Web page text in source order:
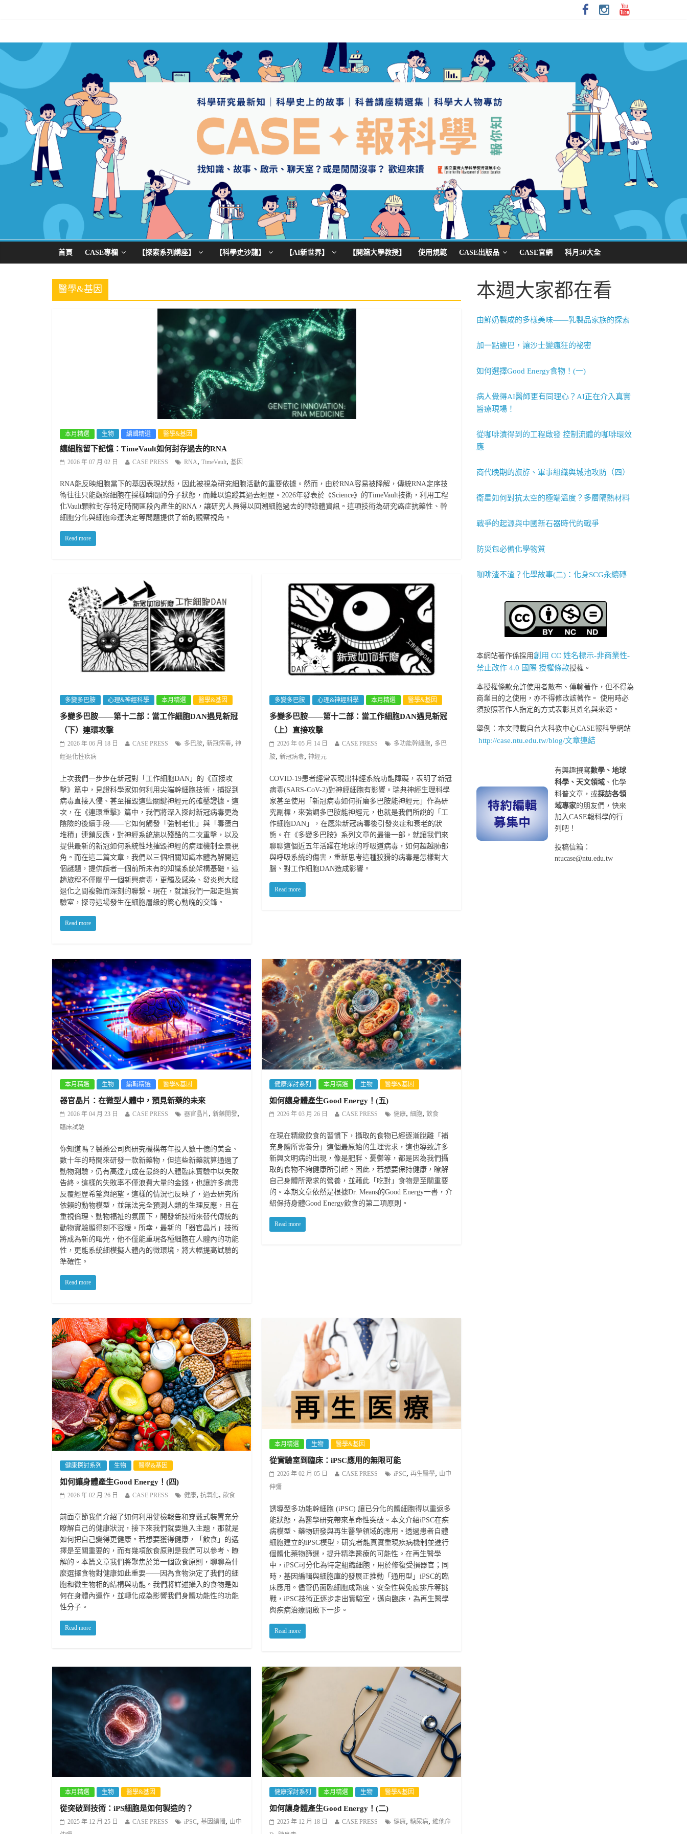
首頁 CASE專欄 【探索系列講座】 【科學史沙龍】 【AI新世界】 【開箱大學教授】 使用規範 CASE出版品 CASE官網 科月50大全
醫學&基因
本月精選 生物 編輯精選 醫學&基因
讓細胞留下記憶：TimeVault如何封存過去的RNA
2026 年 07 月 02 日 CASE PRESS RNA, TimeVault, 基因
RNA能反映細胞當下的基因表現狀態，因此被視為研究細胞活動的重要依據。然而，由於RNA容易被降解，傳統RNA定序技
術往往只能觀察細胞在採樣瞬間的分子狀態，而難以追蹤其過去經歷。2026年發表於《Science》的TimeVault技術，利用工程
化Vault顆粒封存特定時間區段內產生的RNA，讓研究人員得以回溯細胞過去的轉錄體資訊。這項技術為研究癌症抗藥性、幹
細胞分化與細胞命運決定等問題提供了新的觀察視角。
Read more
多變多巴胺 心理&神經科學 本月精選 醫學&基因
多變多巴胺——第十二部：當工作細胞DAN遇見新冠
（下）連環攻擊
2026 年 06 月 18 日 CASE PRESS 多巴胺, 新冠病毒, 神
經退化性疾病
上次我們一步步在新冠對「工作細胞DAN」的《直接攻
擊》篇中，見證科學家如何利用尖端幹細胞技術，捕捉到
病毒直接入侵、甚至摧毀這些關鍵神經元的確鑿證據。這
次，在《連環重擊》篇中，我們將深入探討新冠病毒更為
陰險的後續手段——它如何觸發「強制老化」與「毒蛋白
堆積」連鎖反應，對神經系統施以殘酷的二次重擊，以及
提供最新的新冠如何系統性地摧毀神經的病理機制全景視
角。而在這二篇文章，我們以三個相關知識本體為解開這
個謎題，提供讀者一個前所未有的知識系統架構基礎。這
趟旅程不僅關乎一個新興病毒，更觸及感染、發炎與大腦
退化之間複雜而深刻的聯繫。現在，就讓我們一起走進實
驗室，探尋這場發生在細胞層級的驚心動魄的交鋒。
Read more
多變多巴胺 心理&神經科學 本月精選 醫學&基因
多變多巴胺——第十二部：當工作細胞DAN遇見新冠
（上）直接攻擊
2026 年 05 月 14 日 CASE PRESS 多功能幹細胞, 多巴
胺,新冠病毒,神經元
COVID-19患者經常表現出神經系統功能障礙，表明了新冠
病毒(SARS-CoV-2)對神經細胞有影響。瑞典神經生理科學
家甚至使用「新冠病毒如何折磨多巴胺能神經元」作為研
究副標，來強調多巴胺能神經元，也就是我們所說的「工
作細胞DAN」，在感染新冠病毒後引發炎症和衰老的狀
態。在《多變多巴胺》系列文章的最後一部，就讓我們來
聊聊這個近五年活躍在地球的呼吸道病毒，如何超越肺部
與呼吸系統的傷害，重新思考這種狡猾的病毒是怎樣對大
腦、對工作細胞DAN造成影響。
Read more
本月精選 生物 編輯精選 醫學&基因
器官晶片：在微型人體中，預見新藥的未來
2026 年 04 月 23 日 CASE PRESS 器官晶片 , 新藥開發,
臨床試驗
你知道嗎？製藥公司與研究機構每年投入數十億的美金、
數十年的時間來研發一款新藥物，但這些新藥就算通過了
動物測驗，仍有高達九成在最終的人體臨床實驗中以失敗
告終。這樣的失敗率不僅浪費大量的金錢，也讓許多病患
反覆經歷希望與絕望。這樣的情況也反映了，過去研究所
依賴的動物模型，並無法完全預測人類的生理反應，且在
重視倫理、動物福祉的氛圍下，開發新技術來替代傳統的
動物實驗顯得刻不容緩。所幸，最新的「器官晶片」技術
將成為新的曙光，他不僅能重現各種細胞在人體內的功能
性，更能系統細模擬人體內的微環境，將大幅提高試驗的
準確性。
Read more
健康探討系列 本月精選 生物 醫學&基因
如何讓身體產生Good Energy！(五)
2026 年 03 月 26 日 CASE PRESS 健康,細胞,飲食
在現在精緻飲食的習慣下，攝取的食物已經逐漸脫離「補
充身體所需養分」這個最原始的生理需求，這也導致許多
新興文明病的出現，像是肥胖、憂鬱等，都是因為我們攝
取的食物不夠健康所引起。因此，若想要保持健康，瞭解
自己身體所需求的營養，並藉此「吃對」食物是至關重要
的。本期文章依然是根據Dr. Means的Good Energy一書，介
紹保持身體Good Energy飲食的第二項原則。
Read more
健康探討系列 生物 醫學&基因
如何讓身體產生Good Energy！(四)
2026 年 02 月 26 日 CASE PRESS 健康, 抗氧化, 飲食
前面章節我們介紹了如何利用健檢報告和穿戴式裝置充分
瞭解自己的健康狀況，接下來我們就要進入主題，那就是
如何把自己變得更健康。若想要獲得健康，「飲食」的選
擇是至關重要的，而有幾項飲食原則是我們可以參考、瞭
解的。本篇文章我們將聚焦於第一個飲食原則，聊聊為什
麼選擇食物對健康如此重要——因為食物決定了我們的細
胞和微生物相的結構與功能。我們將詳述攝入的食物是如
何在身體內運作，並轉化成為影響我們身體功能性的功能
性分子。
Read more
本月精選 生物 醫學&基因
從實驗室到臨床：iPSC應用的無限可能
2026 年 02 月 05 日 CASE PRESS iPSC,再生醫學, 山中
伸彌
誘導型多功能幹細胞 (iPSC) 讓已分化的體細胞得以重返多
能狀態，為醫學研究帶來革命性突破。本文介紹iPSC在疾
病模型、藥物研發與再生醫學領域的應用。透過患者自體
細胞建立的iPSC模型，研究者能真實重現疾病機制並進行
個體化藥物篩選，提升精準醫療的可能性。在再生醫學
中，iPSC可分化為特定組織細胞，用於修復受損器官；同
時，基因編輯與細胞庫的發展正推動「通用型」iPSC的臨
床應用。儘管仍面臨細胞成熟度、安全性與免疫排斥等挑
戰，iPSC技術正逐步走出實驗室，邁向臨床，為再生醫學
與疾病治療開啟下一步。
Read more
本月精選 生物 醫學&基因
從突破到技術：iPS細胞是如何製造的？
2025 年 12 月 25 日 CASE PRESS iPSC, 基因編輯, 山中
健康探討系列 本月精選 生物 醫學&基因
如何讓身體產生Good Energy！(二)
2025 年 12 月 18 日 CASE PRESS 健康,糖尿病,維他命
本週大家都在看
由鮮奶製成的多樣美味——乳製品家族的探索
加一點鹽巴，讓沙士變瘋狂的祕密
如何選擇Good Energy食物！(一)
病人覺得AI醫師更有同理心？AI正在介入真實
醫療現場！
從咖啡漬得到的工程啟發 控制流體的咖啡環效
應
商代晚期的旗斿、軍事組織與城池攻防（四）
衛星如何對抗太空的極端溫度？多層隔熱材料
戰爭的起源與中國新石器時代的戰爭
防災包必備化學物質
咖啡渣不渣？化學故事(二)：化身SCG永續磚
本網站著作係採用創用 CC 姓名標示-非商業性-
禁止改作 4.0 國際 授權條款授權。
本授權條款允許使用者散布、傳輸著作，但不得為
商業目的之使用，亦不得修改該著作。 使用時必
須按照著作人指定的方式表彰其姓名與來源。
舉例：本文轉載自台大科教中心CASE報科學網站
http://case.ntu.edu.tw/blog/文章連結
有興趣撰寫數學、地球
科學、天文領域 、化學
科普文章，或採訪各領
域專家的朋友們，快來
加入CASE報科學的行
列吧！
投稿信箱：
ntucase@ntu.edu.tw